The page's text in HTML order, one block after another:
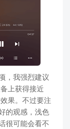
，我强烈建议
上获得接近
果。不过要注
的观感，浅色
很可能会看不